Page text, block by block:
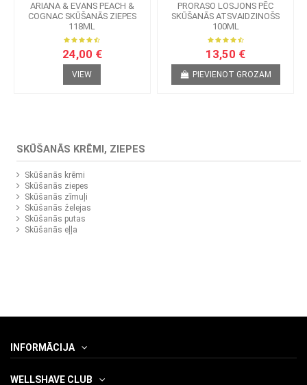
ARIANA & EVANS PEACH &
COGNAC SKŪŠANĀS ZIEPES
118ML
24,00 €
VIEW
PRORASO LOSJONS PĒC
SKŪŠANĀS ATSVAIDZINOŠS
100ML
13,50 €
PIEVIENOT GROZAM
SKŪŠANĀS KRĒMI, ZIEPES
Skūšanās krēmi
Skūšanās ziepes
Skūšanās zīmuļi
Skūšanās želejas
Skūšanās putas
Skūšanās eļļa
INFORMĀCIJA
WELLSHAVE CLUB